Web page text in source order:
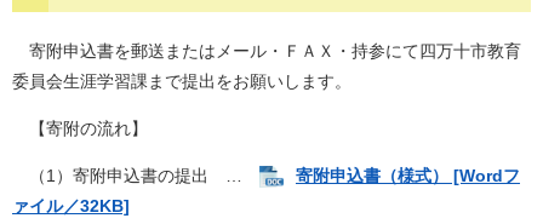
寄附申込書を郵送またはメール・ＦＡＸ・持参にて四万十市教育
委員会生涯学習課まで提出をお願いします。
【寄附の流れ】
（1）寄附申込書の提出 …
寄附申込書（様式） [Wordフ
ァイル／32KB]